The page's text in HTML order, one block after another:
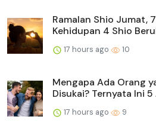
Ramalan Shio Jumat,
Kehidupan 4 Shio
17 hours ago 10
Mengapa Ada Orang
Disukai? Ternyata Ini 5
17 hours ago 9